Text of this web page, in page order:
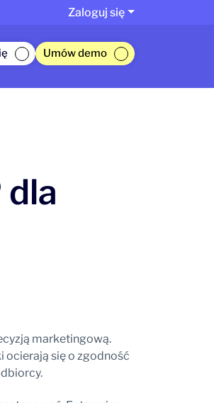
Zaloguj się
Umów demo
marketingową.
ocierają się o zgodność